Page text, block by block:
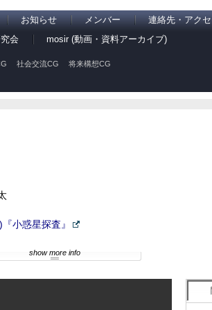
お知らせ メンバー
連絡先・アク
会
mosir (動画・資料アーカイブ)
社会交流CG 将来構想CG
小惑星探査』
show more info